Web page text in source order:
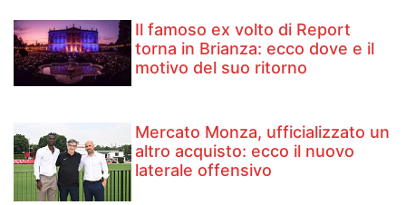
Il famoso ex volto di Report
torna in Brianza: ecco dove e il
motivo del suo ritorno
Mercato Monza, ufficializzato un
altro acquisto: ecco il nuovo
laterale offensivo